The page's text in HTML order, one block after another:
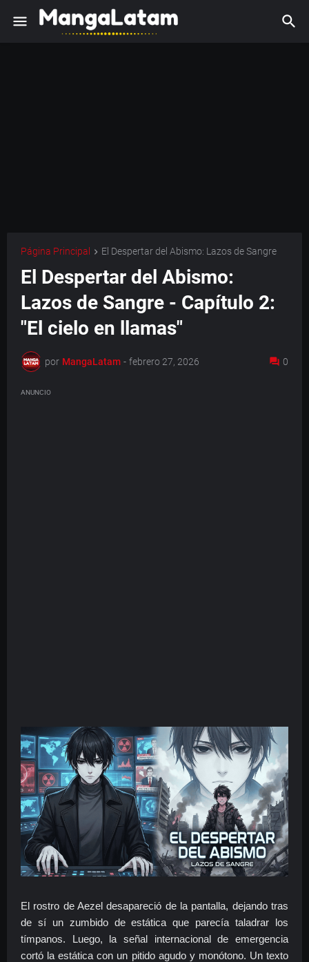
Página Principal El Despertar del Abismo: Lazos de Sangre
El Despertar del Abismo:
Lazos de Sangre - Capítulo 2:
"El cielo en llamas"
por MangaLatam - febrero 27, 2026 0
ANUNCIO
El rostro de Aezel desapareció de la pantalla, dejando tras
de sí un zumbido de estática que parecía taladrar los
tímpanos. Luego, la señal internacional de emergencia
cortó la estática con un pitido agudo y monótono. Un texto